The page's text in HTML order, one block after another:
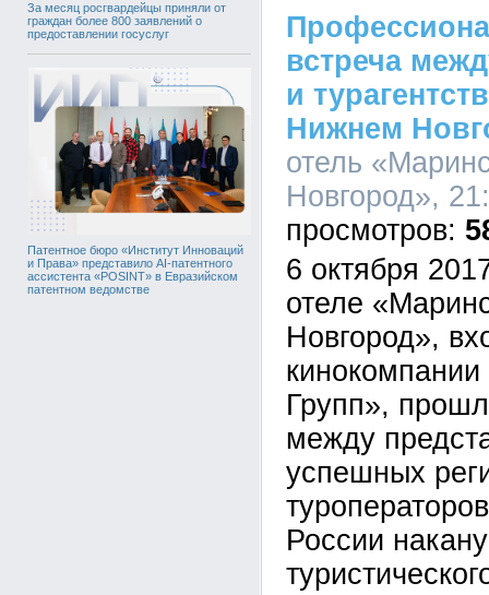
За месяц росгвардейцы приняли от
граждан более 800 заявлений о
предоставлении госуслуг
Патентное бюро «Институт Инноваций
и Права» представило AI-патентного
ассистента «POSINT» в Евразийском
патентном ведомстве
встреча
и
Нижнем
отель
Новгород»,
6 октября
отеле
Новгород»,
Групп»,
между
успешных
России